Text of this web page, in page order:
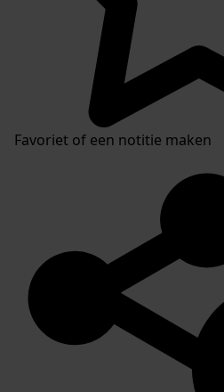
Favoriet of een notitie maken